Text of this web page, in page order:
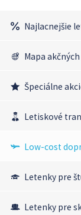
Najlacnejšie
Mapa
Špeciálne
Letiskové
Low-cost
Letenky pre
Letenky pre